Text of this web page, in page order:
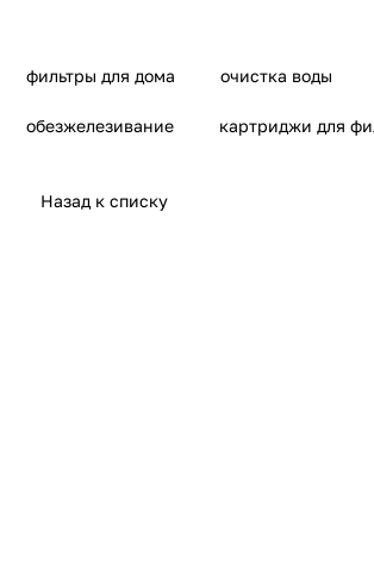
фильтры для дома очистка воды
обезжелезивание картриджи для
Назад к списку